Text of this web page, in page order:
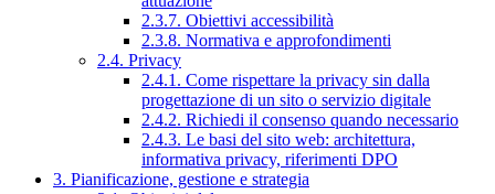
2.3.7. Obiettivi accessibilità
2.3.8. Normativa e approfondimenti
2.4. Privacy
2.4.1. Come rispettare la privacy sin dalla
progettazione di un sito o servizio digitale
2.4.2. Richiedi il consenso quando necessario
2.4.3. Le basi del sito web: architettura,
informativa privacy, riferimenti DPO
3. Pianificazione, gestione e strategia